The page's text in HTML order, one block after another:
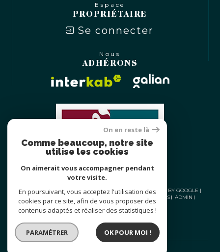
Espace
PROPRIÉTAIRE
Se connecter
Nous
ADHÉRONS
© 2026 | TOUS DROITS RÉSERVÉS | TRADUCTION POWERED BY GOOGLE |
NOS HONORAIRES
PLAN DU SITE MENTIONS LÉGALES
ADMIN
NOS LIENS
POLITIQUE RGPD COOKIES
On en reste là
Comme beaucoup, notre site
utilise les cookies
On aimerait vous accompagner pendant
votre visite.
En poursuivant, vous acceptez l'utilisation des
cookies par ce site, afin de vous proposer des
contenus adaptés et réaliser des statistiques !
PARAMÉTRER OK POUR MOI !